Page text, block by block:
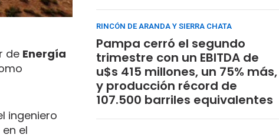
de Energía
ingeniero
el
RINCÓN DE ARANDA Y SIERRA CHATA
Pampa cerró el segundo
trimestre con un EBITDA de
u$s 415 millones, un 75% más,
y producción récord de
107.500 barriles equivalentes